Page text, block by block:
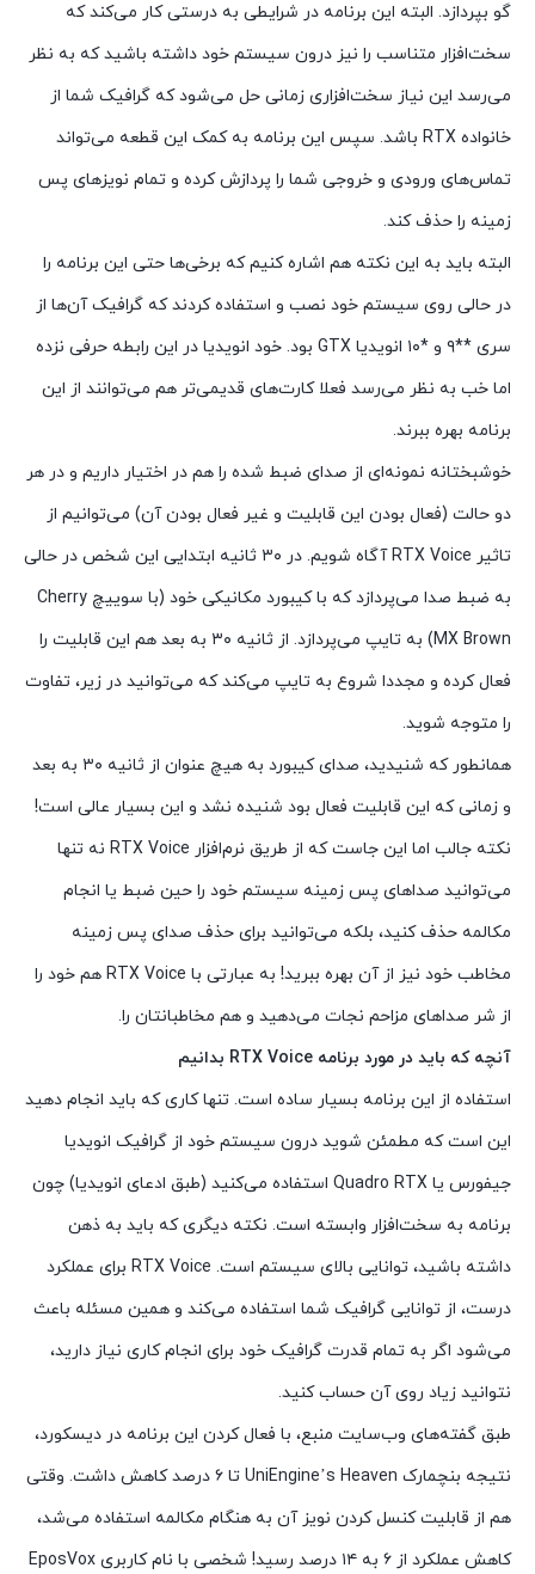
گو بپردازد. البته این برنامه در شرایطی به درستی کار می‌کند که
سخت‌افزار متناسب را نیز درون سیستم خود داشته باشید که به نظر
می‌رسد این نیاز سخت‌افزاری زمانی حل می‌شود که گرافیک شما از
خانواده RTX باشد. سپس این برنامه به کمک این قطعه می‌تواند
تماس‌های ورودی و خروجی شما را پردازش کرده و تمام نویزهای پس
زمینه را حذف کند.
البته باید به این نکته هم اشاره کنیم که برخی‌ها حتی این برنامه را
در حالی روی سیستم خود نصب و استفاده کردند که گرافیک آن‌ها از
سری **۹ و *۱۰ انویدیا GTX بود. خود انویدیا در این رابطه حرفی نزده
اما خب به نظر می‌رسد فعلا کارت‌های قدیمی‌تر هم می‌توانند از این
برنامه بهره ببرند.
خوشبختانه نمونه‌ای از صدای ضبط شده را هم در اختیار داریم و در هر
دو حالت (فعال بودن این قابلیت و غیر فعال بودن آن) می‌توانیم از
تاثیر RTX Voice آگاه شویم. در ۳۰ ثانیه ابتدایی این شخص در حالی
به ضبط صدا می‌پردازد که با کیبورد مکانیکی خود (با سوییچ Cherry
MX Brown) به تایپ می‌پردازد. از ثانیه ۳۰ به بعد هم این قابلیت را
فعال کرده و مجددا شروع به تایپ می‌کند که می‌توانید در زیر، تفاوت
را متوجه شوید.
همانطور که شنیدید، صدای کیبورد به هیچ عنوان از ثانیه ۳۰ به بعد
و زمانی که این قابلیت فعال بود شنیده نشد و این بسیار عالی است!
نکته جالب اما این جاست که از طریق نرم‌افزار RTX Voice نه تنها
می‌توانید صداهای پس زمینه سیستم خود را حین ضبط یا انجام
مکالمه حذف کنید، بلکه می‌توانید برای حذف صدای پس زمینه
مخاطب خود نیز از آن بهره ببرید! به عبارتی با RTX Voice هم خود را
از شر صداهای مزاحم نجات می‌دهید و هم مخاطبانتان را.
آنچه که باید در مورد برنامه RTX Voice بدانیم
استفاده از این برنامه بسیار ساده است. تنها کاری که باید انجام دهید
این است که مطمئن شوید درون سیستم خود از گرافیک انویدیا
جیفورس یا Quadro RTX استفاده می‌کنید (طبق ادعای انویدیا) چون
برنامه به سخت‌افزار وابسته است. نکته دیگری که باید به ذهن
داشته باشید، توانایی بالای سیستم است. RTX Voice برای عملکرد
درست، از توانایی گرافیک شما استفاده می‌کند و همین مسئله باعث
می‌شود اگر به تمام قدرت گرافیک خود برای انجام کاری نیاز دارید،
نتوانید زیاد روی آن حساب کنید.
طبق گفته‌های وب‌سایت منبع، با فعال کردن این برنامه در دیسکورد،
نتیجه بنچمارک UniEngine’s Heaven تا ۶ درصد کاهش داشت. وقتی
هم از قابلیت کنسل کردن نویز آن به هنگام مکالمه استفاده می‌شد،
کاهش عملکرد از ۶ به ۱۴ درصد رسید! شخصی با نام کاربری EposVox